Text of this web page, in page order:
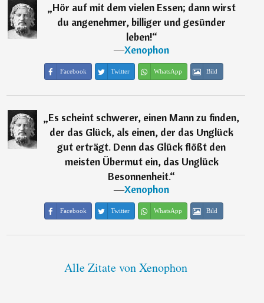
„Hör auf mit dem vielen Essen; dann wirst
du angenehmer, billiger und gesünder
leben!“
―Xenophon
Facebook Twitter WhatsApp Bild
„Es scheint schwerer, einen Mann zu finden,
der das Glück, als einen, der das Unglück
gut erträgt. Denn das Glück flößt den
meisten Übermut ein, das Unglück
Besonnenheit.“
―Xenophon
Facebook Twitter WhatsApp Bild
Alle Zitate von Xenophon